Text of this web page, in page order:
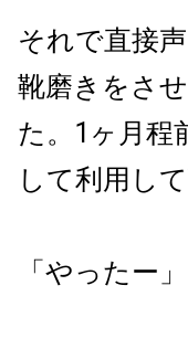
それで直接
靴磨きをさ
た。1ヶ月程
して利用し
「やったー」